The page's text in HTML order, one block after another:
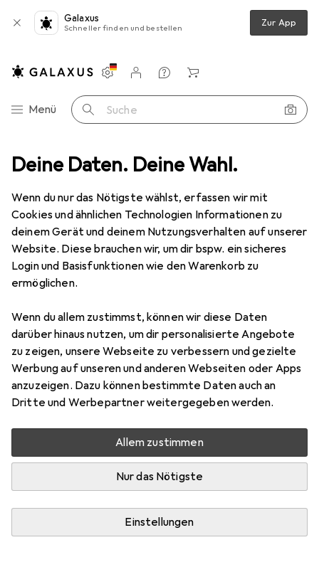
Deine Daten. Deine Wahl.
Wenn du nur das Nötigste wählst, erfassen wir mit
Cookies und ähnlichen Technologien Informationen zu
deinem Gerät und deinem Nutzungsverhalten auf unserer
Website. Diese brauchen wir, um dir bspw. ein sicheres
Login und Basisfunktionen wie den Warenkorb zu
ermöglichen.
Wenn du allem zustimmst, können wir diese Daten
darüber hinaus nutzen, um dir personalisierte Angebote
zu zeigen, unsere Webseite zu verbessern und gezielte
Werbung auf unseren und anderen Webseiten oder Apps
anzuzeigen. Dazu können bestimmte Daten auch an
Dritte und Werbepartner weitergegeben werden.
Allem zustimmen
Nur das Nötigste
Einstellungen
Galaxus
Schneller finden und bestellen Zur App
Navigation nach Kategorien
Menü Suche
Einstellungen
Kundenkonto
Vergleichslisten
Merklisten
Warenkorb
Netzwerk Netzwerkkabel equip Netzwerkkabel
3 Bilder
equipNetzwerkkabel
Preis in EUR inkl. MwSt.
EUR
12,44
15
Bewertungen Marke
Mehr von equip
Zwischen Do, 13.8. und Mo, 17.8. geliefert
Mehr als 10 Stück an Lager beim Drittanbieter
Lieferort angeben für genaue Lieferzeit
FR